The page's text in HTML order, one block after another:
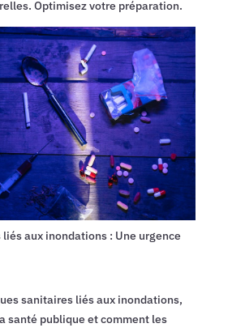
Optimisez votre préparation.
aux inondations : Une urgence
sanitaires liés aux inondations,
santé publique et comment les